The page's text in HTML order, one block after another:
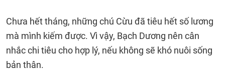
Chưa hết tháng, những chú Cừu đã tiêu hết số lương
mà mình kiếm được. Vì vậy, Bạch Dương nên cân
nhắc chi tiêu cho hợp lý, nếu không sẽ khó nuôi sống
bản thân.